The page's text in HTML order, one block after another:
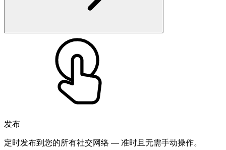
发布
定时发布到您的所有社交网络 — 准时且无需手动操作。